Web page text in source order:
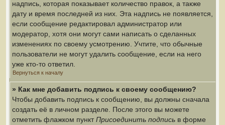
надпись, которая показывает количество правок, а также
дату и время последней из них. Эта надпись не появляется,
если сообщение редактировал администратор или
модератор, хотя они могут сами написать о сделанных
изменениях по своему усмотрению. Учтите, что обычные
пользователи не могут удалить сообщение, если на него
уже кто-то ответил.
Вернуться к началу
» Как мне добавить подпись к своему сообщению?
Чтобы добавить подпись к сообщению, вы должны сначала
создать её в личном разделе. После этого вы можете
отметить флажком пунктПрисоединить подпись в форме